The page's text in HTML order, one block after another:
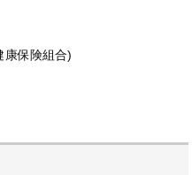
康保険組合)